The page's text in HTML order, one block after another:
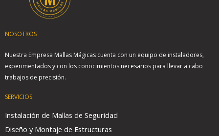
NOSOTROS
Nuestra Empresa Mallas Mágicas cuenta con un equipo de instaladores,
experimentados y con los conocimientos necesarios para llevar a cabo
trabajos de precisión.
SERVICIOS
Instalación de Mallas de Seguridad
Diseño y Montaje de Estructuras